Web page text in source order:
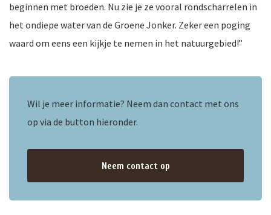
beginnen met broeden. Nu zie je ze vooral rondscharrelen in
het ondiepe water van de Groene Jonker. Zeker een poging
waard om eens een kijkje te nemen in het natuurgebied!”
Wil je meer informatie? Neem dan contact met ons
op via de button hieronder.
Neem contact op